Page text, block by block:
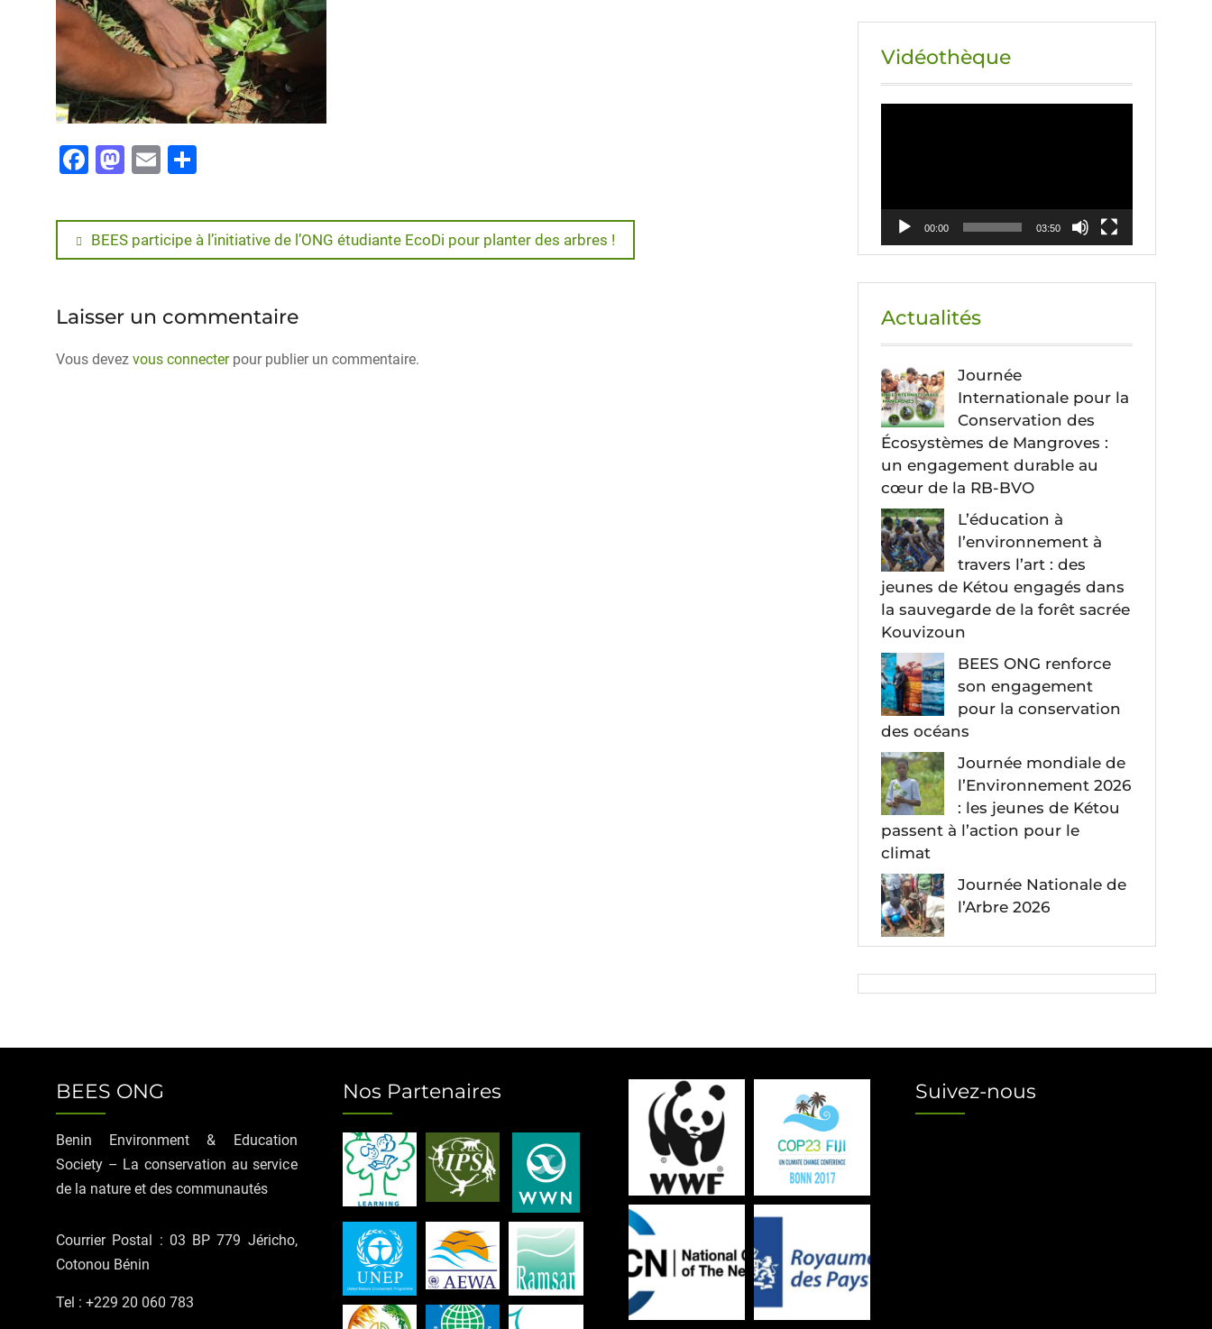
F
c
e
o
o
k
M
st
o
o
n
E
ai
l
ta
g
BEES participe à l’initiative de l’ONG étudiante EcoDi pour planter des arbres !
Laisser un commentaire
Vous devez vous connecterpour publier un commentaire.
Vidéothèque
00:00 03:50
Actualités
Journée
Internationale pour la
Conservation des
Écosystèmes de Mangroves :
un engagement durable au
cœur de la RB-BVO
L’éducation à
l’environnement à
travers l’art : des
jeunes de Kétou engagés dans
la sauvegarde de la forêt sacrée
Kouvizoun
BEES ONG renforce
son engagement
pour la conservation
des océans
Journée mondiale de
l’Environnement 2026
: les jeunes de Kétou
passent à l’action pour le
climat
Journée Nationale de
l’Arbre 2026
BEES ONG
Benin Environment & Education
Society – La conservation au service
de la nature et des communautés
Courrier Postal : 03 BP 779 Jéricho,
Cotonou Bénin
Tel : +229 20 060 783
Nos Partenaires Suivez-nous